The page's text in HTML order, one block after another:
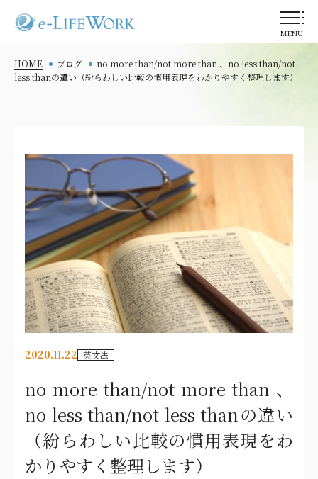
MENU
HOME ブログ
no more than/not more than 、no less than/not
less thanの違い（紛らわしい比較の慣用表現をわかりやすく整理します）
2020.11.22 英文法
no more than/not more than 、
no less than/not less thanの違い
（紛らわしい比較の慣用表現をわ
かりやすく整理します）